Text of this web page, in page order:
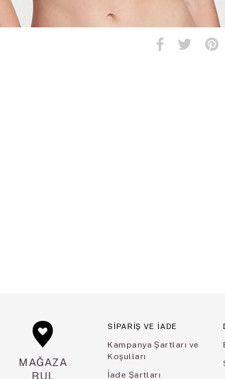
MAĞAZA
BUL
SİPARİŞ VE İADE
Kampanya Şartları ve
Koşulları
İade Şartları